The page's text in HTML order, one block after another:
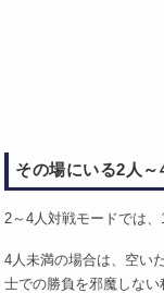
その場にいる2人～
2～4人対戦モードでは
4人未満の場合は、空い
士での勝負を邪魔しな